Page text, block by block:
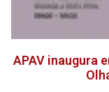
APAV inaugura